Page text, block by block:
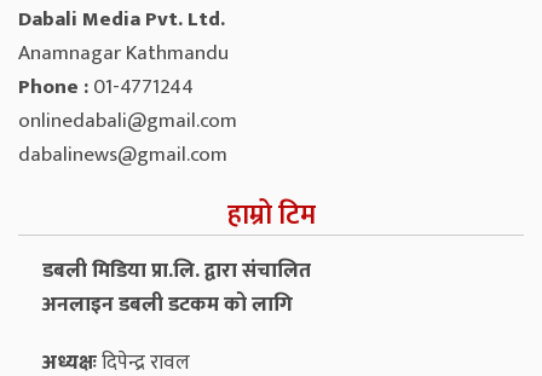
Dabali Media Pvt. Ltd.
Anamnagar Kathmandu
Phone :01-4771244
onlinedabali@gmail.com
dabalinews@gmail.com
हाम्रो टिम
डबली मिडिया प्रा.लि. द्वारा संचालित
अनलाइन डबली डटकम को लागि
अध्यक्षःदिपेन्द्र रावल